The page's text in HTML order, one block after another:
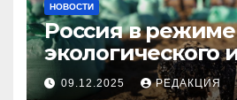
НОВОСТИ
Россия в режиме
экологического
09.12.2025 РЕДАКЦИЯ